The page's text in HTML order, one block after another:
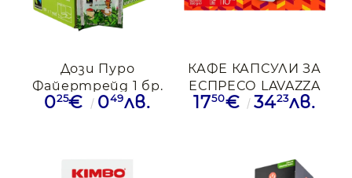
Дози Пуро
Файертрейд 1 бр.
025€ 049лв.
КАФЕ КАПСУЛИ ЗА
ЕСПРЕСО LAVAZZA
SUERTE 50 ДОЗИ
1750€ 3423лв.